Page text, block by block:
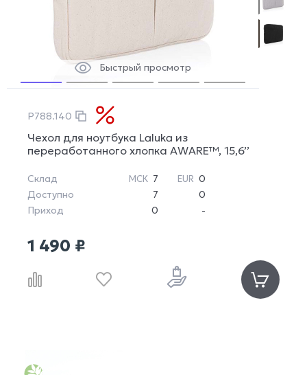
Быстрый просмотр
P788.140
Чехол для ноутбука Laluka из
переработанного хлопка AWARE™, 15,6’’
Склад МСК 7 EUR 0
Доступно
7
0
Приход
0 -
1 490 ₽